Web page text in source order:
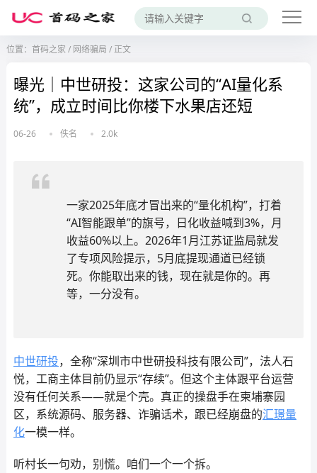
位置： 首码之家 / 网络骗局 /正文
曝光｜中世研投：这家公司的“AI量化系
统”，成立时间比你楼下水果店还短
06-26 佚名 2.0k
一家2025年底才冒出来的“量化机构”，打着
“AI智能跟单”的旗号，日化收益喊到3%，月
收益60%以上。2026年1月江苏证监局就发
了专项风险提示，5月底提现通道已经锁
死。你能取出来的钱，现在就是你的。再
等，一分没有。
中世研投，全称“深圳市中世研投科技有限公司”，法人石
悦，工商主体目前仍显示“存续”。但这个主体跟平台运营
没有任何关系——就是个壳。真正的操盘手在柬埔寨园
区，系统源码、服务器、诈骗话术，跟已经崩盘的汇璟量
化一模一样。
听村长一句劝，别慌。咱们一个一个拆。